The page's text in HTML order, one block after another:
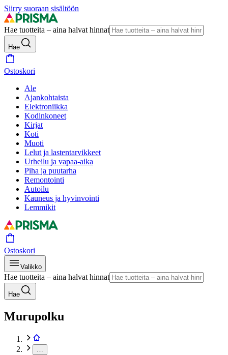
Siirry suoraan sisältöön
Hae tuotteita – aina halvat hinnat
Hae
Ostoskori
Ale
Ajankohtaista
Elektroniikka
Kodinkoneet
Kirjat
Koti
Muoti
Lelut ja lastentarvikkeet
Urheilu ja vapaa-aika
Piha ja puutarha
Remontointi
Autoilu
Kauneus ja hyvinvointi
Lemmikit
Ostoskori
Valikko
Hae tuotteita – aina halvat hinnat
Hae
Murupolku